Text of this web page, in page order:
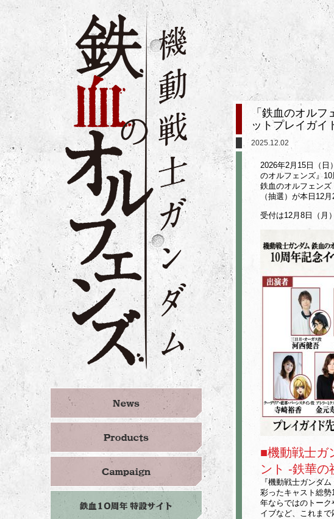
「鉄血のオルフ
ットプレイガイ
2025.12.02
2026年2月15日（日
のオルフェンズ』
鉄血のオルフェン
（抽選）が本日12
受付は12月8日（月
■機動戦士ガ
ント -鉄華
『機動戦士ガンダ
彩ったキャスト総
年ならではのトー
イブなど、これま